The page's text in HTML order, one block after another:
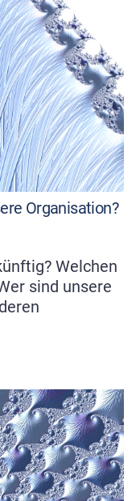
Organisation?
Welchen
sind unsere